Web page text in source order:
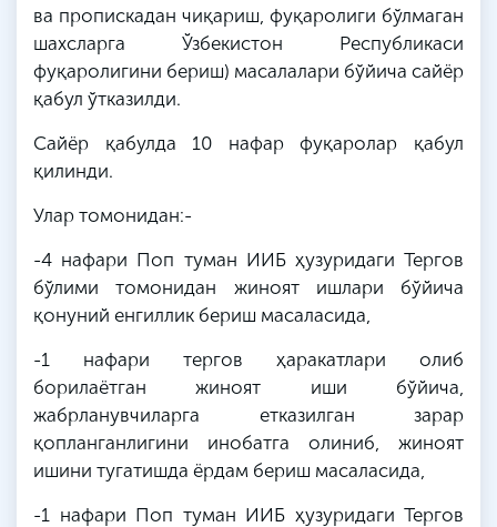
ва пропискадан чиқариш, фуқаролиги бўлмаган
шахсларга Ўзбекистон Республикаси
фуқаролигини бериш) масалалари бўйича сайёр
қабул ўтказилди.
Сайёр қабулда 10 нафар фуқаролар қабул
қилинди.
Улар томонидан:-
-4 нафари Поп туман ИИБ ҳузуридаги Тергов
бўлими томонидан жиноят ишлари бўйича
қонуний енгиллик бериш масаласида,
-1 нафари тергов ҳаракатлари олиб
борилаётган жиноят иши бўйича,
жабрланувчиларга етказилган зарар
қопланганлигини инобатга олиниб, жиноят
ишини тугатишда ёрдам бериш масаласида,
-1 нафари Поп туман ИИБ ҳузуридаги Тергов